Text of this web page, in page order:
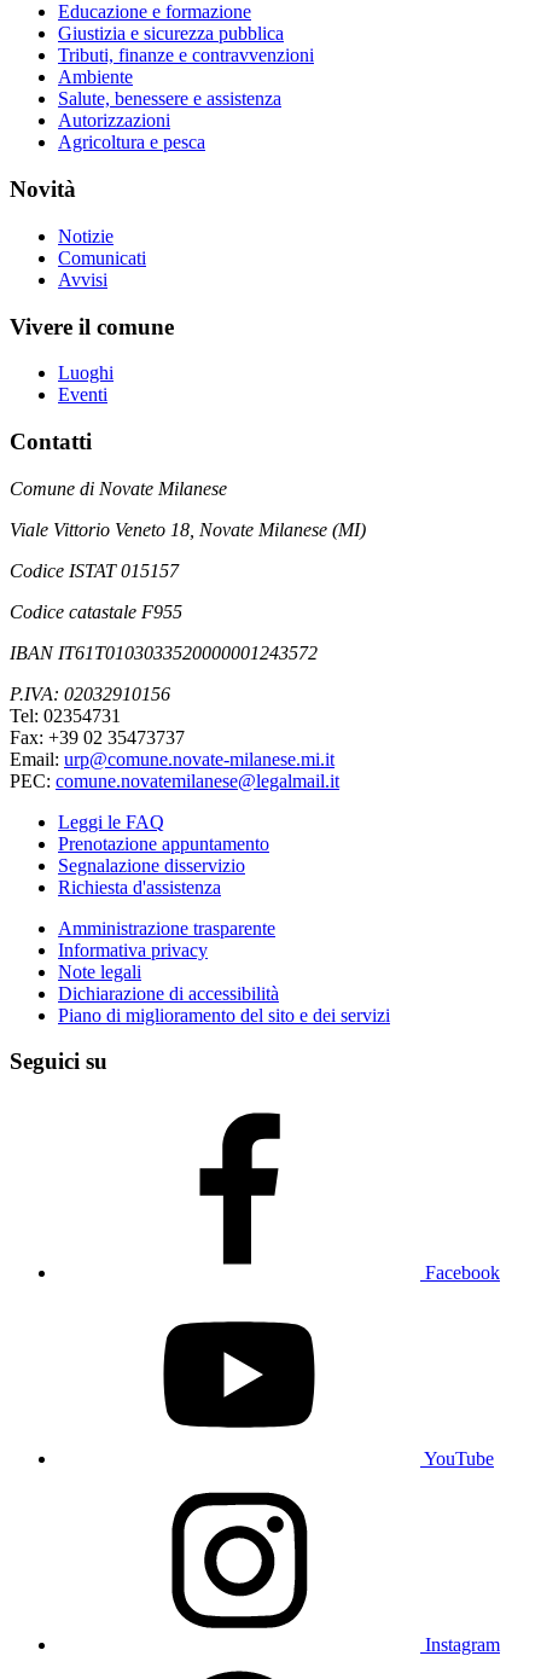
Educazione e formazione
Giustizia e sicurezza pubblica
Tributi, finanze e contravvenzioni
Ambiente
Salute, benessere e assistenza
Autorizzazioni
Agricoltura e pesca
Novità
Notizie
Comunicati
Avvisi
Vivere il comune
Luoghi
Eventi
Contatti
Comune di Novate Milanese
Viale Vittorio Veneto 18, Novate Milanese (MI)
Codice ISTAT 015157
Codice catastale F955
IBAN IT61T0103033520000001243572
P.IVA: 02032910156
Tel: 02354731
Fax: +39 02 35473737
Email: urp@comune.novate-milanese.mi.it
PEC: comune.novatemilanese@legalmail.it
Leggi le FAQ
Prenotazione appuntamento
Segnalazione disservizio
Richiesta d'assistenza
Amministrazione trasparente
Informativa privacy
Note legali
Dichiarazione di accessibilità
Piano di miglioramento del sito e dei servizi
Seguici su
Facebook
YouTube
Instagram